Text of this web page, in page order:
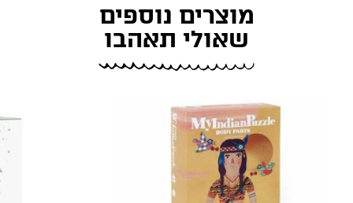
מוצרים נוספים
שאולי תאהבו